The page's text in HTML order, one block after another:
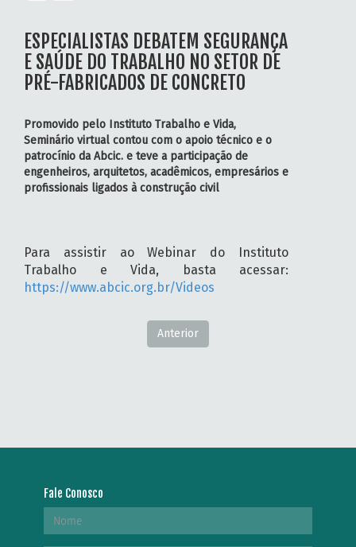
ESPECIALISTAS DEBATEM SEGURANÇA
E SAÚDE DO TRABALHO NO SETOR DE
PRÉ-FABRICADOS DE CONCRETO
Promovido pelo Instituto Trabalho e Vida,
Seminário virtual contou com o apoio técnico e o
patrocínio da Abcic. e teve a participação de
engenheiros, arquitetos, acadêmicos, empresários e
profissionais ligados à construção civil
Para assistir ao Webinar do Instituto
Trabalho e Vida, basta acessar:
https://www.abcic.org.br/Videos
Anterior
Fale Conosco